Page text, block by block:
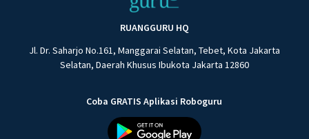
RUANGGURU HQ
Jl. Dr. Saharjo No.161, Manggarai Selatan, Tebet, Kota Jakarta
Selatan, Daerah Khusus Ibukota Jakarta 12860
Coba GRATIS Aplikasi Roboguru